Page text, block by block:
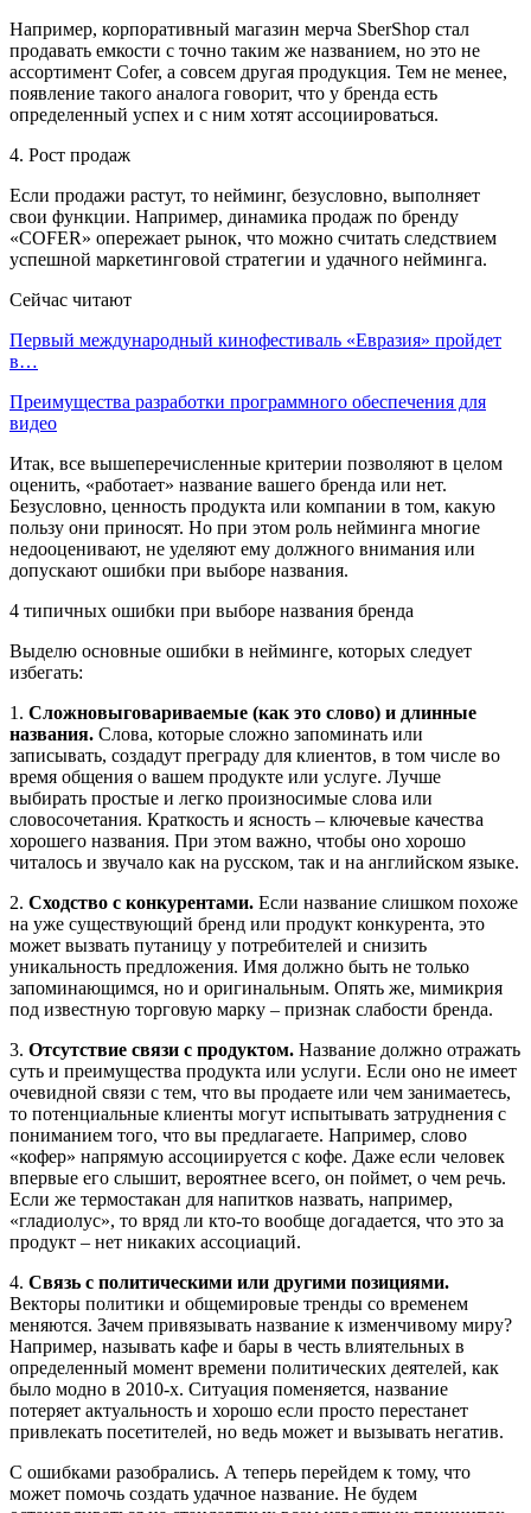
Например, корпоративный магазин мерча SberShop стал
продавать емкости с точно таким же названием, но это не
ассортимент Cofer, а совсем другая продукция. Тем не менее,
появление такого аналога говорит, что у бренда есть
определенный успех и с ним хотят ассоциироваться.
4. Рост продаж
Если продажи растут, то нейминг, безусловно, выполняет
свои функции. Например, динамика продаж по бренду
«COFER» опережает рынок, что можно считать следствием
успешной маркетинговой стратегии и удачного нейминга.
Сейчас читают
Первый международный кинофестиваль «Евразия» пройдет
в…
Преимущества разработки программного обеспечения для
видео
Итак, все вышеперечисленные критерии позволяют в целом
оценить, «работает» название вашего бренда или нет.
Безусловно, ценность продукта или компании в том, какую
пользу они приносят. Но при этом роль нейминга многие
недооценивают, не уделяют ему должного внимания или
допускают ошибки при выборе названия.
4 типичных ошибки при выборе названия бренда
Выделю основные ошибки в нейминге, которых следует
избегать:
1. Сложновыговариваемые (как это слово) и длинные
названия. Слова, которые сложно запоминать или
записывать, создадут преграду для клиентов, в том числе во
время общения о вашем продукте или услуге. Лучше
выбирать простые и легко произносимые слова или
словосочетания. Краткость и ясность – ключевые качества
хорошего названия. При этом важно, чтобы оно хорошо
читалось и звучало как на русском, так и на английском языке.
2. Сходство с конкурентами. Если название слишком похоже
на уже существующий бренд или продукт конкурента, это
может вызвать путаницу у потребителей и снизить
уникальность предложения. Имя должно быть не только
запоминающимся, но и оригинальным. Опять же, мимикрия
под известную торговую марку – признак слабости бренда.
3. Отсутствие связи с продуктом. Название должно отражать
суть и преимущества продукта или услуги. Если оно не имеет
очевидной связи с тем, что вы продаете или чем занимаетесь,
то потенциальные клиенты могут испытывать затруднения с
пониманием того, что вы предлагаете. Например, слово
«кофер» напрямую ассоциируется с кофе. Даже если человек
впервые его слышит, вероятнее всего, он поймет, о чем речь.
Если же термостакан для напитков назвать, например,
«гладиолус», то вряд ли кто-то вообще догадается, что это за
продукт – нет никаких ассоциаций.
4. Связь с политическими или другими позициями.
Векторы политики и общемировые тренды со временем
меняются. Зачем привязывать название к изменчивому миру?
Например, называть кафе и бары в честь влиятельных в
определенный момент времени политических деятелей, как
было модно в 2010-х. Ситуация поменяется, название
потеряет актуальность и хорошо если просто перестанет
привлекать посетителей, но ведь может и вызывать негатив.
С ошибками разобрались. А теперь перейдем к тому, что
может помочь создать удачное название. Не будем